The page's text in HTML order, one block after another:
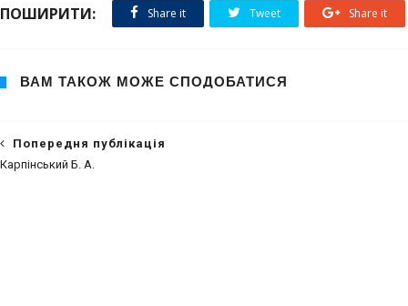
ПОШИРИТИ: Share it Tweet Share it
ВАМ ТАКОЖ МОЖЕ СПОДОБАТИСЯ
Попередня публікація
Карпінський Б. А.